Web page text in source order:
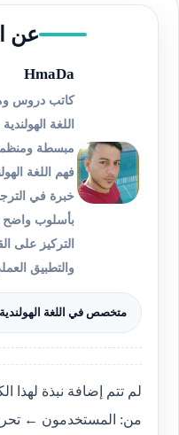
عن
HmaDa
كاتب دروس
مبسطة
فهم اللغة
خبرة في
بأسلوب واضح
التركيز على
والتطبيق
متخصص في اللغة الهولندية
لم تتم إضافة نبذة لهذا
من: المستخدمون ←